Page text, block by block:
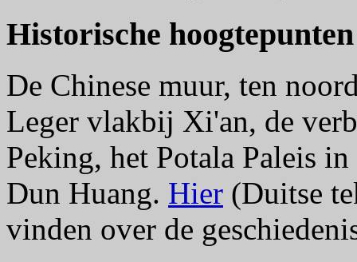
Historische hoogtepunten
De Chinese muur, ten
Leger vlakbij Xi'an, de
Peking, het Potala Paleis
Dun Huang. Hier (Duitse
vinden over de